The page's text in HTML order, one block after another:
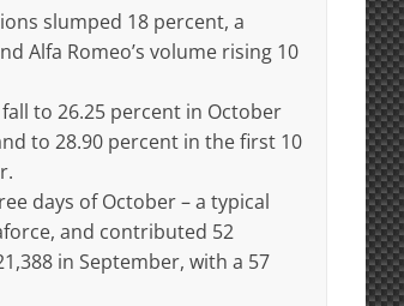
slumped 18 percent, a
Alfa Romeo’s volume rising 10
to 26.25 percent in October
to 28.90 percent in the first 10
days of October – a typical
and contributed 52
in September, with a 57